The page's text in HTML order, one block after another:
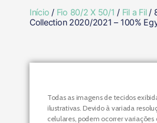
Início / Fio 80/2 X 50/1 / Fil a Fil/
Collection 2020/2021 – 100%
Todas as imagens de tecidos
ilustrativas. Devido à variada
celulares, podem ocorrer